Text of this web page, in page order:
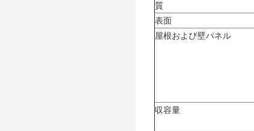
質
表面
屋根および壁パネル
収容量